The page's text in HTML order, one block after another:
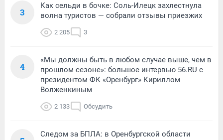
3
Как сельди в бочке: Соль-Илецк захлестнула
волна туристов — собрали отзывы приезжих
2 205 3
4
«Мы должны быть в любом случае выше, чем в
прошлом сезоне»: большое интервью 56.RU с
президентом ФК «Оренбург» Кириллом
Волженкиным
2 133 Обсудить
Следом за БПЛА: в Оренбургской области